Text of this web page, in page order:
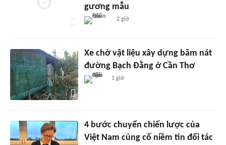
gương mẫu
2 giờ
Xe chở vật liệu xây dựng băm nát
đường Bạch Đằng ở Cần Thơ
1 giờ
4 bước chuyển chiến lược của
Việt Nam củng cố niềm tin đối tác